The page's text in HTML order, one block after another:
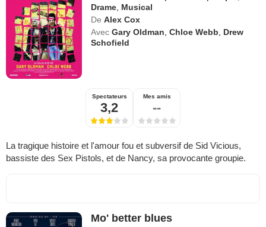
Drame Musical
De Alex Cox
Avec Gary Oldman ,Chloe Webb
Drew
Schofield
Spectateurs
3,2
Mes amis
--
La tragique histoire et l'amour fou et subversif de Sid Vicious,
bassiste des Sex Pistols, et de Nancy, sa provocante groupie.
Mo' better blues